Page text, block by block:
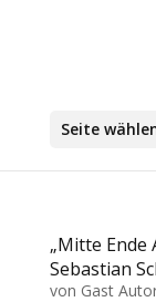
Seite
„Mitte Ende
Sebastian
von Gast